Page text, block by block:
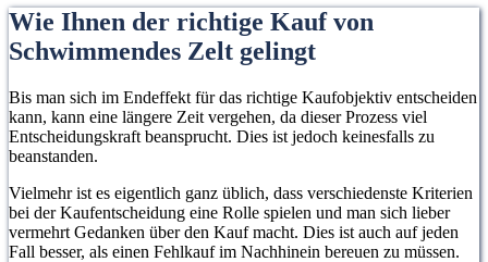
Wie Ihnen der richtige Kauf von
Schwimmendes Zelt gelingt
Bis man sich im Endeffekt für das richtige Kaufobjektiv entscheiden
kann, kann eine längere Zeit vergehen, da dieser Prozess viel
Entscheidungskraft beansprucht. Dies ist jedoch keinesfalls zu
beanstanden.
Vielmehr ist es eigentlich ganz üblich, dass verschiedenste Kriterien
bei der Kaufentscheidung eine Rolle spielen und man sich lieber
vermehrt Gedanken über den Kauf macht. Dies ist auch auf jeden
Fall besser, als einen Fehlkauf im Nachhinein bereuen zu müssen.